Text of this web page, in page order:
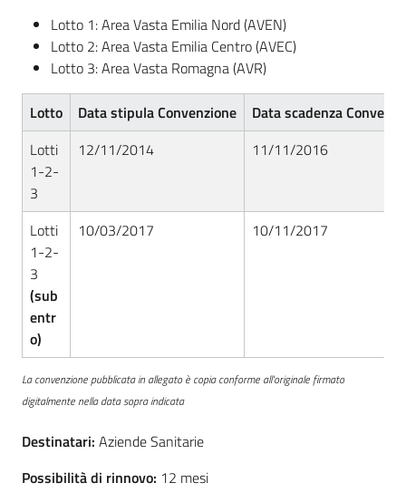
Lotto 1: Area Vasta Emilia Nord (AVEN)
Lotto 2: Area Vasta Emilia Centro (AVEC)
Lotto 3: Area Vasta Romagna (AVR)
Lotto Data stipula Convenzione
Data scadenza
Lotti
1-2-
3
12/11/2014 11/11/2016
Lotti
1-2-
3
(sub
entr
o)
10/03/2017 10/11/2017
La convenzione pubblicata in allegato è copia conforme all'originale firmato
digitalmente nella data sopra indicata
Destinatari: Aziende Sanitarie
Possibilità di rinnovo: 12 mesi